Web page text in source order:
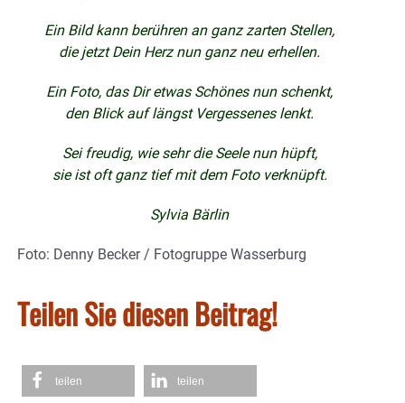
Ein Bild kann berühren an ganz zarten Stellen,
die jetzt Dein Herz nun ganz neu erhellen.
Ein Foto, das Dir etwas Schönes nun schenkt,
den Blick auf längst Vergessenes lenkt.
Sei freudig, wie sehr die Seele nun hüpft,
sie ist oft ganz tief mit dem Foto verknüpft.
Sylvia Bärlin
Foto: Denny Becker / Fotogruppe Wasserburg
Teilen Sie diesen Beitrag!
teilen teilen